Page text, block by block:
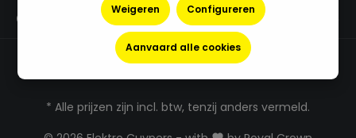
Openingsuren
* Alle prijzen zijn incl. btw, tenzij anders vermeld.
Weigeren Configureren
Aanvaard alle cookies